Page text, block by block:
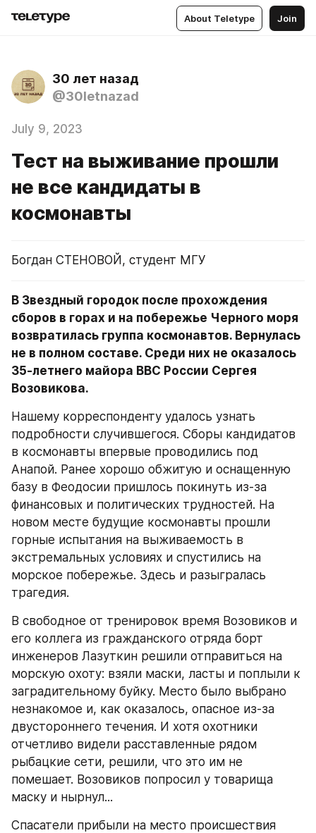
About Teletype Join
30 лет назад
@30letnazad
July 9, 2023
Тест на выживание прошли
не все кандидаты в
космонавты
Богдан СТЕНОВОЙ, студент МГУ
В Звездный городок после прохождения
сборов в горах и на побережье Черного моря
возвратилась группа космонавтов. Вернулась
не в полном составе. Среди них не оказалось
35-летнего майора ВВС России Сергея
Возовикова.
Нашему корреспонденту удалось узнать
подробности случившегося. Сборы кандидатов
в космонавты впервые проводились под
Анапой. Ранее хорошо обжитую и оснащенную
базу в Феодосии пришлось покинуть из-за
финансовых и политических трудностей. На
новом месте будущие космонавты прошли
горные испытания на выживаемость в
экстремальных условиях и спустились на
морское побережье. Здесь и разыгралась
трагедия.
В свободное от тренировок время Возовиков и
его коллега из гражданского отряда борт
инженеров Лазуткин решили отправиться на
морскую охоту: взяли маски, ласты и поплыли к
заградительному буйку. Место было выбрано
незнакомое и, как оказалось, опасное из-за
двустороннего течения. И хотя охотники
отчетливо видели расставленные рядом
рыбацкие сети, решили, что это им не
помешает. Возовиков попросил у товарища
маску и нырнул...
Спасатели прибыли на место происшествия